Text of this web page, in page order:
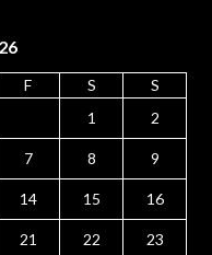
F S
S
1
2
7 8 9
14 15 16
21 22 23